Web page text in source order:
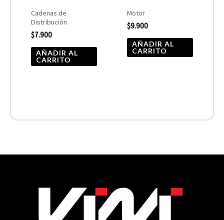
Cadenas de
Distribución
$7.900
AÑADIR AL
CARRITO
Motor
$9.900
AÑADIR AL
CARRITO